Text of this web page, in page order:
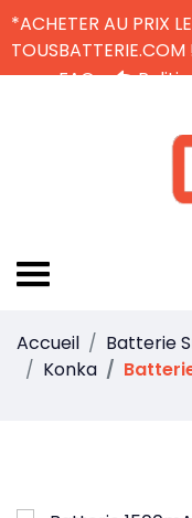
*ACHETER AU PRIX
TOUSBATTERIE.COM
FAQ
Accueil
Batterie
Konka